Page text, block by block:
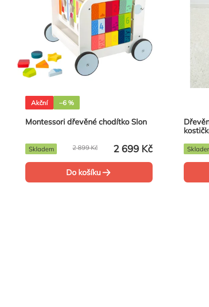
Akční –6 %
Montessori dřevěné chodítko Slon
2 699 Kč
2 899 Kč
Skladem
Do košíku